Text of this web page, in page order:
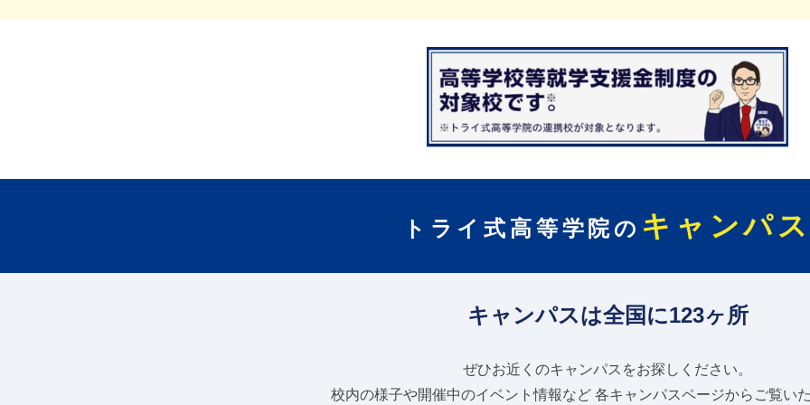
トライ式高等学院の キャンパス
キャンパスは全国に123ヶ所
ぜひお近くのキャンパスをお探しください。
校内の様子や開催中のイベント情報など 各キャンパスページからご覧いた